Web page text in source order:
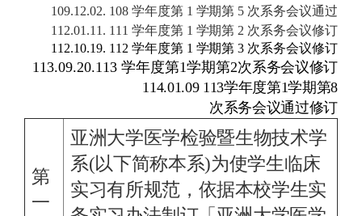
109.12.02. 108学年度第 1 学期第 5 次系务会议通过
112.01.11. 111学年度第 1 学期第 2 次系务会议修订
112.10.19. 112学年度第 1 学期第 3 次系务会议修订
113.09.20.113学年度第1学期第2次系务会议修订
114.01.09 113学年度第1学期第8
次系务会议通过修订
第
一
亚洲大学医学检验暨生物技术学
系(以下简称本系)为使学生临床
实习有所规范，依据本校学生实